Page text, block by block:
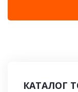
КАТАЛОГ